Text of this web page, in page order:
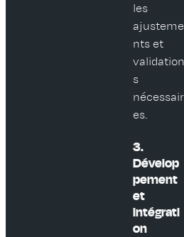
les
ajusteme
nts et
validation
s
nécessair
es.
3.
Dévelop
pement
et
intégrati
on